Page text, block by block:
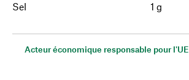
Sel 1 g
Acteur économique responsable pour l'UE